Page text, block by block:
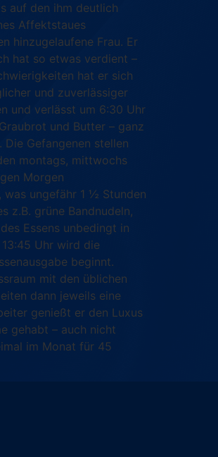
auf den ihm deutlich
Affektstaues
hinzugelaufene Frau. Er
hat so etwas verdient –
hat er sich
und zuverlässiger
und verlässt um 6:30 Uhr
und Butter – ganz
Gefangenen stellen
montags, mittwochs
Morgen
was ungefähr 1 ½ Stunden
z.B. grüne Bandnudeln,
Essens unbedingt in
Uhr wird die
beginnt.
mit den üblichen
dann jeweils eine
genießt er den Luxus
gehabt – auch nicht
im Monat für 45